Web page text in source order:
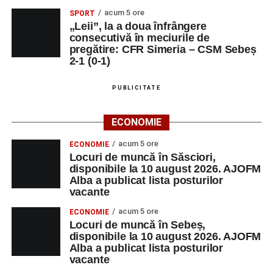
SPORT acum 5 ore
„Leii”, la a doua înfrângere
consecutivă în meciurile de
pregătire: CFR Simeria – CSM Sebeș
2-1 (0-1)
PUBLICITATE
ECONOMIE
ECONOMIE acum 5 ore
Locuri de muncă în Săsciori,
disponibile la 10 august 2026. AJOFM
Alba a publicat lista posturilor
vacante
ECONOMIE acum 5 ore
Locuri de muncă în Sebeș,
disponibile la 10 august 2026. AJOFM
Alba a publicat lista posturilor
vacante